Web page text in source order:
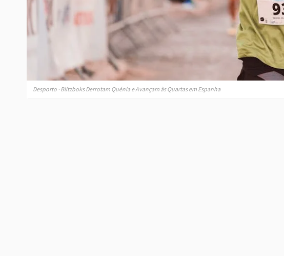
Desporto · Blitzboks Derrotam Quénia e Avançam às Quartas em Espanha